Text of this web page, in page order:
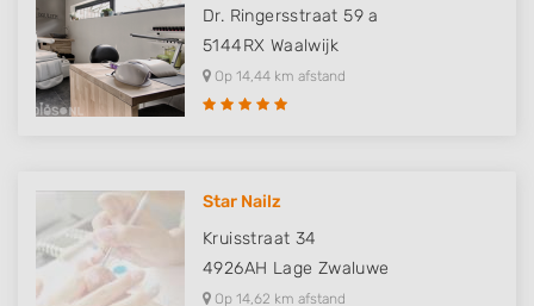
Dr. Ringersstraat 59 a
5144RX Waalwijk
Op 14,44 km afstand
Star Nailz
Kruisstraat 34
4926AH Lage Zwaluwe
Op 14,62 km afstand
Non-IAB processing purposes:
Necessary
Performance
Advertising